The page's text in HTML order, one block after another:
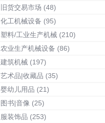
旧货交易市场 (48)
化工机械设备 (95)
塑料/工业生产机械 (210)
农业生产机械设备 (86)
建筑机械 (197)
艺术品|收藏品 (35)
婴幼儿用品 (21)
图书|音像 (25)
服装饰品 (253)